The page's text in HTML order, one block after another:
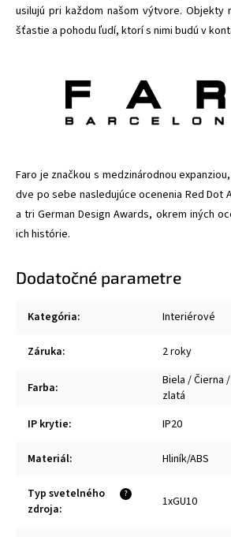
usilujú pri každom našom výtvore. Objekty
šťastie a pohodu ľudí, ktorí s nimi budú v
Faro je značkou s medzinárodnou
dve po sebe nasledujúce ocenenia Red Dot
a tri German Design Awards, okrem iných
ich histórie.
Dodatočné parametre
Kategória: Interiérové
Záruka: 2 roky
Farba:
Biela / Čierna
zlatá
IP krytie: IP20
Materiál: Hliník/ABS
?
Typ svetelného
zdroja: 1xGU10